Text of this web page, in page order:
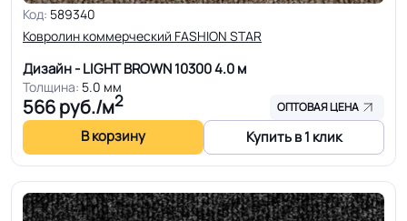
Код: 589340
Ковролин коммерческий FASHION STAR
Дизайн - LIGHT BROWN 103004.0 м
Толщина: 5.0 мм
566руб./м2 ОПТОВАЯ ЦЕНА
В корзину Купить в 1 клик